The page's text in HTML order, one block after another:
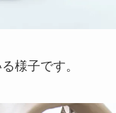
様子です。